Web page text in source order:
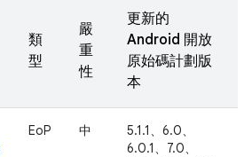
類
型
嚴
重
性
更新的
Android 開放
原始碼計劃版
本
EoP 中
5.1.1、6.0、
6.0.1、7.0、